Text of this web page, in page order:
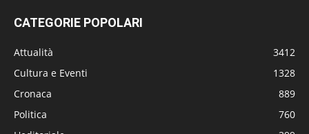
CATEGORIE POPOLARI
Attualità
3412
Cultura e Eventi
1328
Cronaca
889
Politica
760